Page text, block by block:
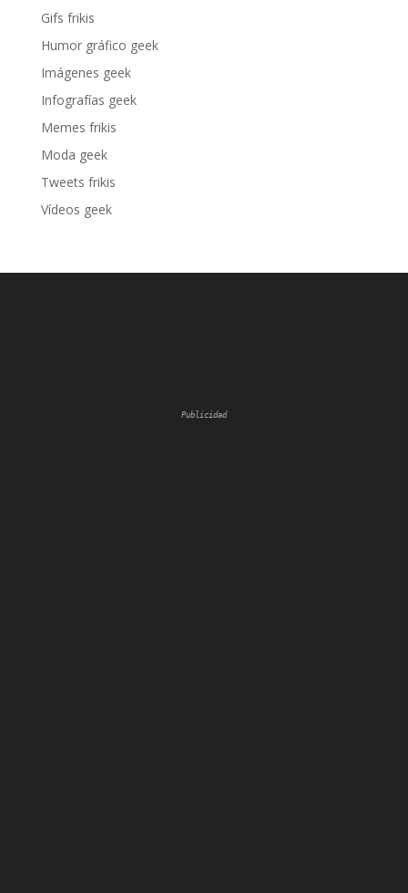
Gifs frikis
Humor gráfico geek
Imágenes geek
Infografías geek
Memes frikis
Moda geek
Tweets frikis
Vídeos geek
Publicidad